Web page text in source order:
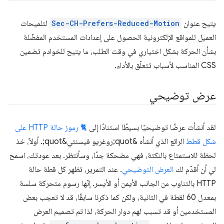
يتيح عنوان Sec-CH-Prefers-Reduced-Motion لتلميحات
العميل للمواقع الإلكترونية الحصول على إعدادات المستخدم المفضّلة
بشأن الحركة بشكل اختياري في وقت الطلب، ما يتيح للخوادم تضمين
CSS المناسب لأسباب تتعلّق بالأداء.
عرض توضيحي
لقد أنشأت عرضًا توضيحيًا بسيطًا استنادًا إلى
🐈 رموز حالة HTTP على
شكل قطط
الرائع الذي أنشأه &quot;روغريو فيسنتي&quot;. أولاً، خذ
لحظة للاستمتاع بالنكتة، فهي مضحكة جدًا، وسأنتظر. بعد عودتك، اسمح
لي أن أقدّم لك العرض التوضيحي. عند التمرير، تظهر كل قطة حالة
HTTP بالتناوب من الجانب الأيمن أو الأيسر. إنّها رسوم متحركة سلسة
بمعدل 60 لقطة في الثانية، ولكن كما ذكرنا سابقًا، قد لا تعجب بعض
المستخدمين أو قد تسبب لهم دوار الحركة، لذا تم تصميم العرض